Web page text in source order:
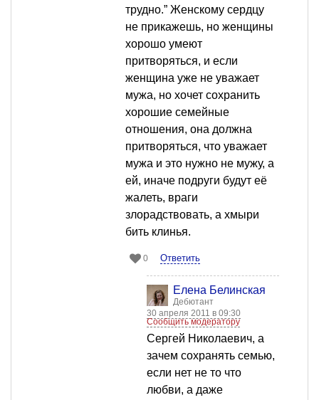
трудно.” Женскому сердцу
не прикажешь, но женщины
хорошо умеют
притворяться, и если
женщина уже не уважает
мужа, но хочет сохранить
хорошие семейные
отношения, она должна
притворяться, что уважает
мужа и это нужно не мужу, а
ей, иначе подруги будут её
жалеть, враги
злорадствовать, а хмыри
бить клинья.
0 Ответить
Елена Белинская
Дебютант
30 апреля 2011 в 09:30
Сообщить модератору
Сергей Николаевич, а
зачем сохранять семью,
если нет не то что
любви, а даже